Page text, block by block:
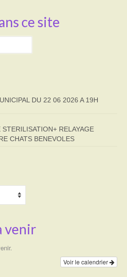
ce site
DU 22 06 2026 A 19H
STERILISATION+ RELAYAGE
CHATS BENEVOLES
venir
Voir le calendrier